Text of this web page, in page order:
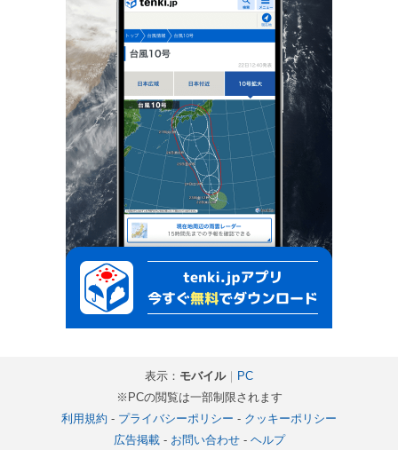
表示： モバイル｜ PC
※PCの閲覧は一部制限されます
利用規約 - プライバシーポリシー - クッキーポリシー
広告掲載- お問い合わせ- ヘルプ